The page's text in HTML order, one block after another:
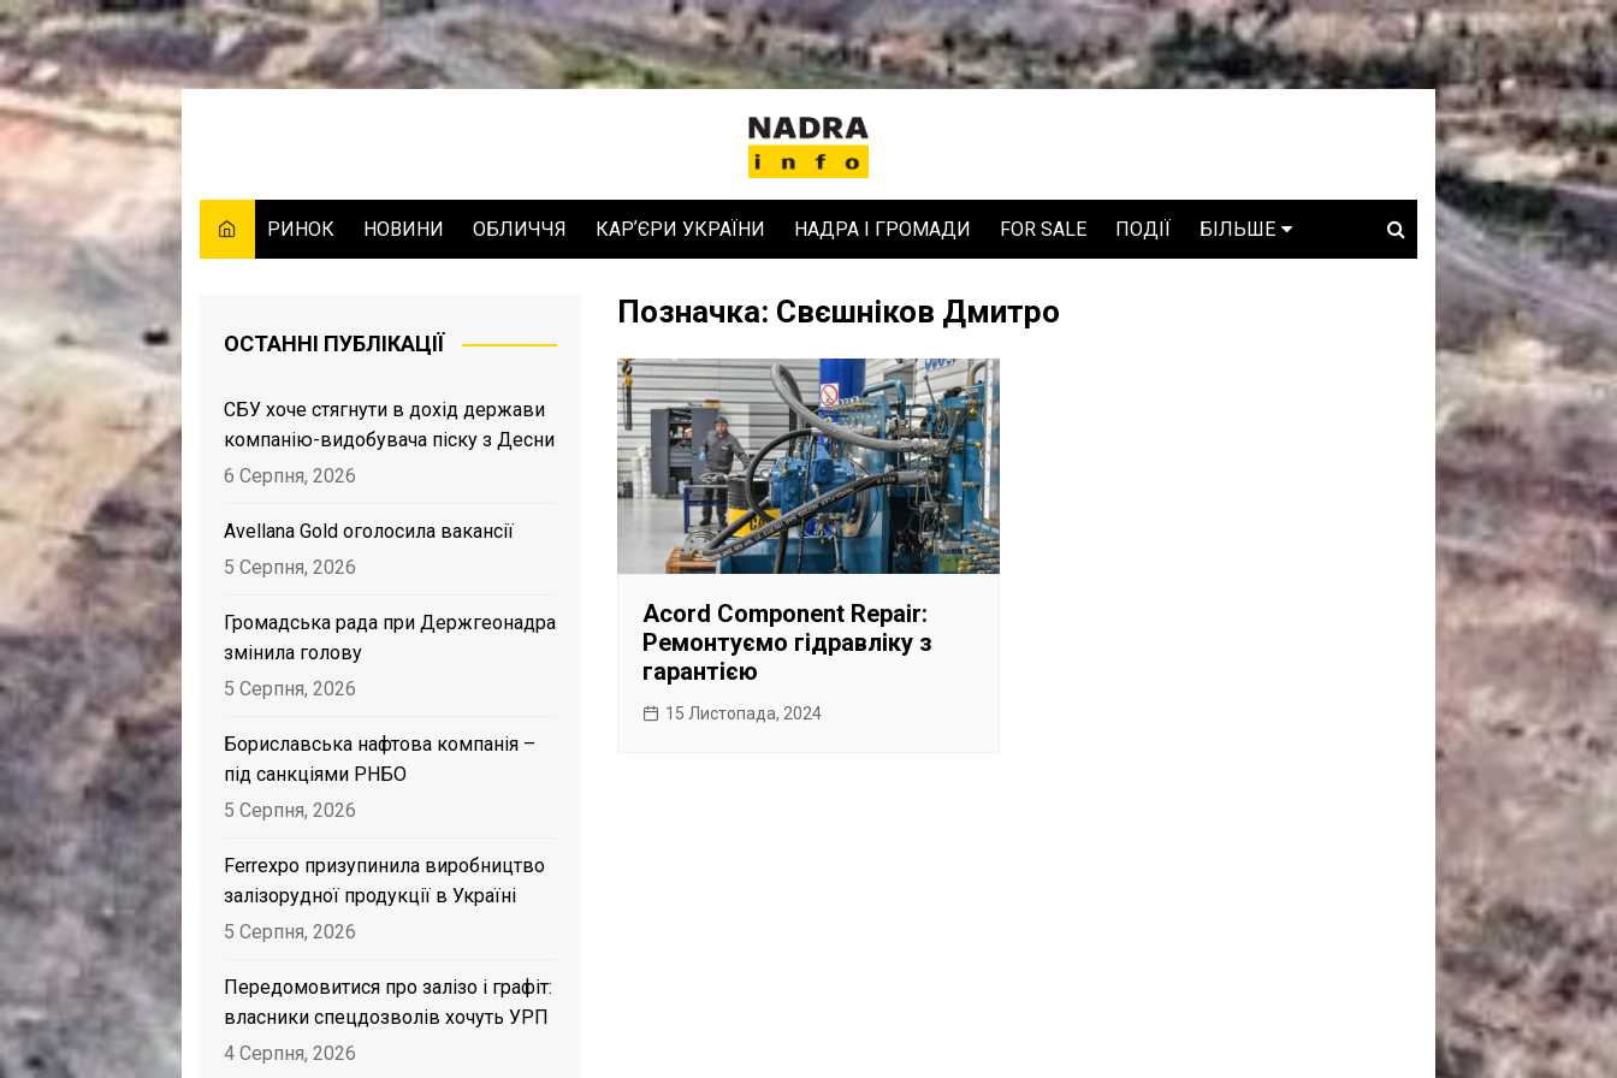
Skip
to
РИНОК НОВИНИ ОБЛИЧЧЯ КАРʼЄРИ УКРАЇНИ НАДРА І ГРОМАДИ FOR SALE ПОДІЇ БІЛЬШЕ
Позначка: Свєшніков Дмитро
Acord Component Repair:
Ремонтуємо гідравліку з
гарантією
15 Листопада, 2024
ОСТАННІ ПУБЛІКАЦІЇ
СБУ хоче стягнути в дохід держави
компанію-видобувача піску з Десни
6 Серпня, 2026
Avellana Gold оголосила вакансії
5 Серпня, 2026
Громадська рада при Держгеонадра
змінила голову
5 Серпня, 2026
Бориславська нафтова компанія –
під санкціями РНБО
5 Серпня, 2026
Ferrexpo призупинила виробництво
залізорудної продукції в Україні
5 Серпня, 2026
Передомовитися про залізо і графіт:
власники спецдозволів хочуть УРП
4 Серпня, 2026